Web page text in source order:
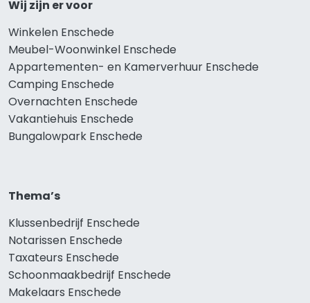
Wij zijn er voor
Winkelen Enschede
Meubel-Woonwinkel Enschede
Appartementen- en Kamerverhuur Enschede
Camping Enschede
Overnachten Enschede
Vakantiehuis Enschede
Bungalowpark Enschede
Thema’s
Klussenbedrijf Enschede
Notarissen Enschede
Taxateurs Enschede
Schoonmaakbedrijf Enschede
Makelaars Enschede